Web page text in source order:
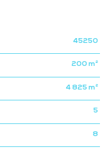
45250
200 m²
4 825 m²
5
8